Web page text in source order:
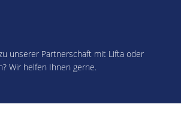
unserer Partnerschaft mit Lifta oder
Wir helfen Ihnen gerne.